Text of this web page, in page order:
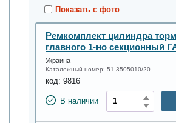
Показать с фото
Ремкомплект цилиндра
главного 1-но секционный
Украина
Каталожный номер: 51-3505010/20
код: 9816
В наличии